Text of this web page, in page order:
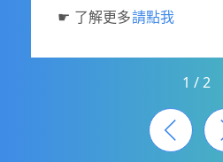
☛ 了解更多請點我
1 /2